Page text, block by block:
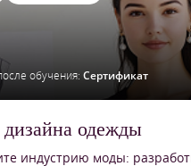
обучения: Сертификат
одежды
индустрию моды: